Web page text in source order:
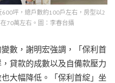
坪，總戶數約100戶左右，房型以2
70萬左右。圖：李春台攝
數，謝明宏強調，「保利首
貸款的成數以及自備款壓力
大幅降低。「保利首綻」坐